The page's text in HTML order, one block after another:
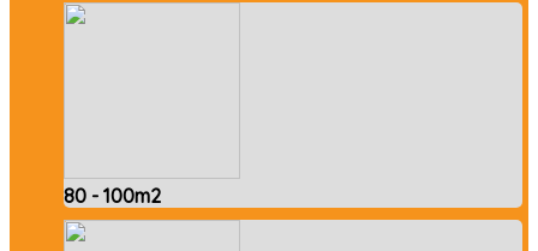
80 - 100m2